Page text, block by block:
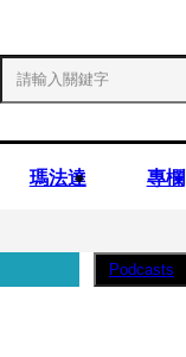
瑪法達 專欄
Podcasts